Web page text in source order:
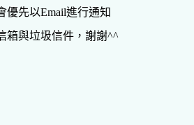
優先以Email進行通知
箱與垃圾信件，謝謝^^